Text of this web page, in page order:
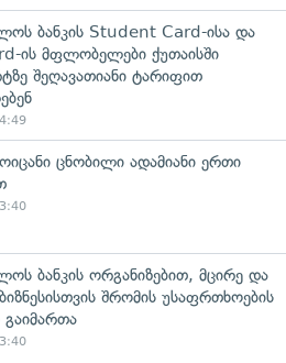
ბანკის Student Card-ისა და
ის მფლობელები ქუთაისში
შეღავათიანი ტარიფით
ცნობილი ადამიანი ერთი
ბანკის ორგანიზებით, მცირე და
შრომის უსაფრთხოების